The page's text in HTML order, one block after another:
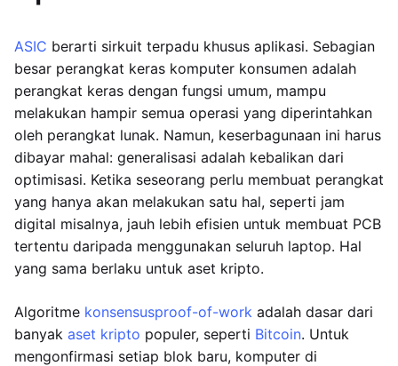
ASIC berarti sirkuit terpadu khusus aplikasi. Sebagian
besar perangkat keras komputer konsumen adalah
perangkat keras dengan fungsi umum, mampu
melakukan hampir semua operasi yang diperintahkan
oleh perangkat lunak. Namun, keserbagunaan ini harus
dibayar mahal: generalisasi adalah kebalikan dari
optimisasi. Ketika seseorang perlu membuat perangkat
yang hanya akan melakukan satu hal, seperti jam
digital misalnya, jauh lebih efisien untuk membuat PCB
tertentu daripada menggunakan seluruh laptop. Hal
yang sama berlaku untuk aset kripto.
Algoritme konsensusproof-of-work adalah dasar dari
banyak aset kripto populer, seperti Bitcoin. Untuk
mengonfirmasi setiap blok baru, komputer di